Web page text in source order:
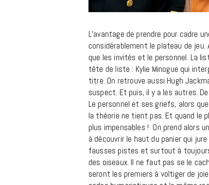
L’avantage de prendre pour cadre
considérablement le plateau de
que les invités et le personnel. La
tête de liste : Kylie Minogue qui
titre. On retrouve aussi Hugh
suspect. Et puis, il y a les autres.
Le personnel et ses griefs, alors
la théorie ne tient pas. Et quand le
plus impensables ! On prend alors
à découvrir le haut du panier qui
fausses pistes et surtout à
des oiseaux. Il ne faut pas se le
seront les premiers à voltiger de